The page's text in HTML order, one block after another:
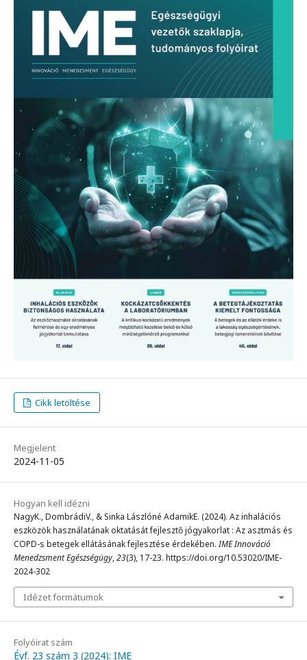
Cikk letöltése
Megjelent
2024-11-05
Hogyan kell idézni
NagyK., DombrádiV., & Sinka Lászlóné AdamikE. (2024). Az inhalációs
eszközök használatának oktatását fejlesztő jógyakorlat : Az asztmás és
COPD-s betegek ellátásának fejlesztése érdekében.IME Innováció
Menedzsment Egészségügy,23(3), 17-23. https://doi.org/10.53020/IME-
2024-302
Idézet formátumok
Folyóirat szám
Évf. 23 szám 3 (2024): IME